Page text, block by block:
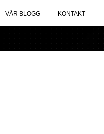
VÅR BLOGG KONTAKT